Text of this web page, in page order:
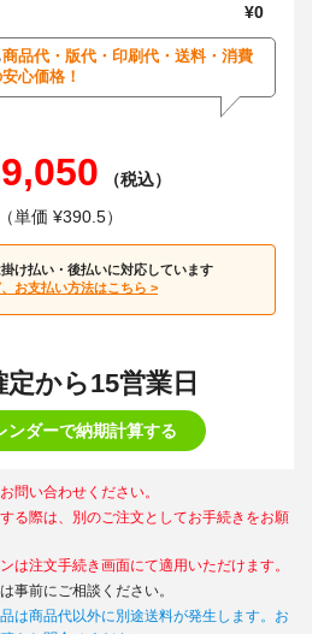
¥0
商品代・版代・印刷代・送料・消費
心価格！
（税込）
（単価 ¥390.5）
け払い・後払いに対応しています
お支払い方法はこちら >
定から15営業日
ンダーで納期計算する
問い合わせください。
る際は、別のご注文としてお手続きをお願
は注文手続き画面にて適用いただけます。
事前にご相談ください。
は商品代以外に別途送料が発生します。お